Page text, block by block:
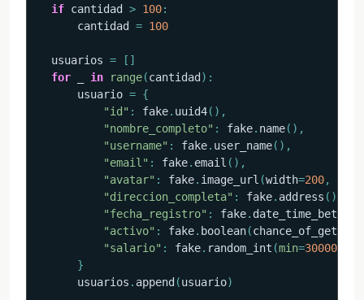
if cantidad > 100:
      cantidad
= 100
  usuarios
= [ ]
for
in range(cantidad ) :
      usuario
= {
"id" : fake. uuid4( ) ,
"nombre_completo" : fake. name( ) ,
"username" : fake. user_name( ) ,
"email" : fake. email ( ) ,
"avatar" : fake. image_url (width=200,
"direccion_completa" : fake. address ( )
"fecha_registro" : fake. date_time_between
"activo" : fake. boolean(
"salario" : fake. random_int (min=30000
}
      usuarios
. append (usuario)